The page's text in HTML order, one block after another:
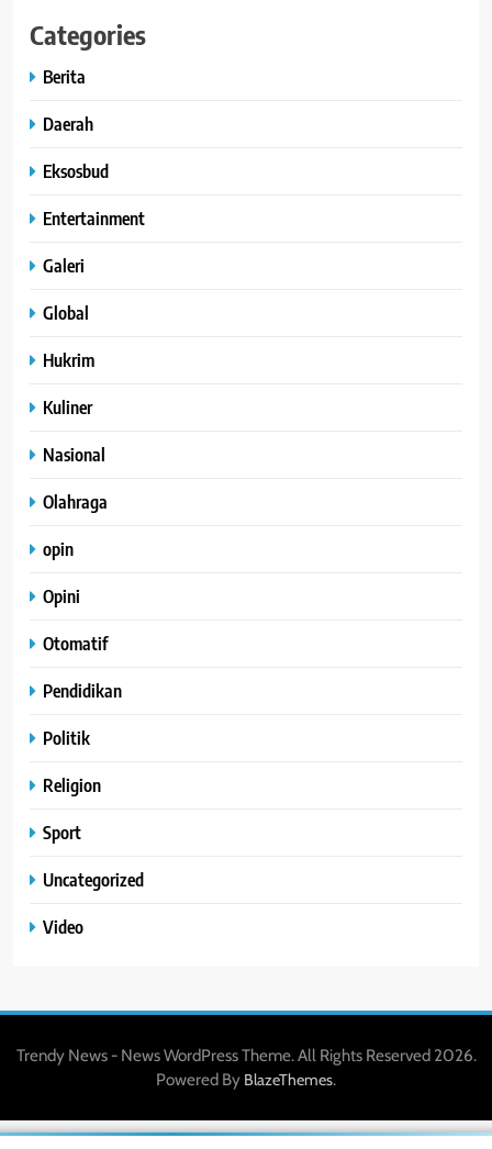
Categories
Berita
Daerah
Eksosbud
Entertainment
Galeri
Global
Hukrim
Kuliner
Nasional
Olahraga
opin
Opini
Otomatif
Pendidikan
Politik
Religion
Sport
Uncategorized
Video
Trendy News - News WordPress Theme. All Rights Reserved 2026.
Powered By BlazeThemes.